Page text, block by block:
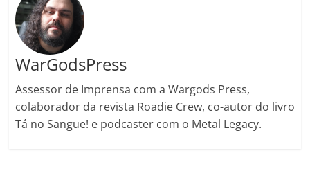
WarGodsPress
Assessor de Imprensa com a Wargods Press,
colaborador da revista Roadie Crew, co-autor do livro
Tá no Sangue! e podcaster com o Metal Legacy.